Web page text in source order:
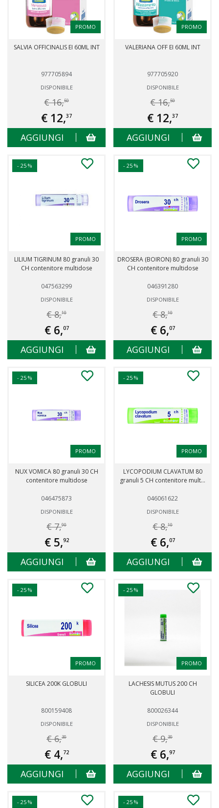
PROMO
SALVIA OFFICINALIS EI 60ML INT
977705894
DISPONIBILE
€ 16,50
€ 12,37
AGGIUNGI
PROMO
VALERIANA OFF EI 60ML INT
977705920
DISPONIBILE
€ 16,50
€ 12,37
AGGIUNGI
- 25 %
PROMO
LILIUM TIGRINUM 80 granuli 30
CH contenitore multidose
047563299
DISPONIBILE
€ 8,10
€ 6,07
AGGIUNGI
- 25 %
PROMO
DROSERA (BOIRON) 80 granuli 30
CH contenitore multidose
046391280
DISPONIBILE
€ 8,10
€ 6,07
AGGIUNGI
- 25 %
PROMO
NUX VOMICA 80 granuli 30 CH
contenitore multidose
046475873
DISPONIBILE
€ 7,90
€ 5,92
AGGIUNGI
- 25 %
PROMO
LYCOPODIUM CLAVATUM 80
granuli 5 CH contenitore mult...
046061622
DISPONIBILE
€ 8,10
€ 6,07
AGGIUNGI
- 25 %
PROMO
SILICEA 200K GLOBULI
800159408
DISPONIBILE
€ 6,30
€ 4,72
AGGIUNGI
- 25 %
PROMO
LACHESIS MUTUS 200 CH
GLOBULI
800026344
DISPONIBILE
€ 9,30
€ 6,97
AGGIUNGI
- 25 % - 25 %